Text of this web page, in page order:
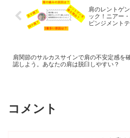
肩のレントゲ
ック！ニアー
ピンジメント
肩関節のサルカスサインで肩の不安定感を
認しよう。あなたの肩は脱臼しやすい？
コメント